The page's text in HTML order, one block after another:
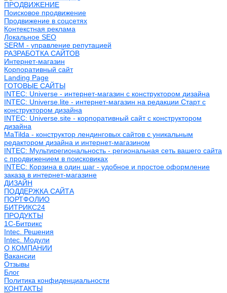
ПРОДВИЖЕНИЕ
Поисковое продвижение
Продвижение в соцсетях
Контекстная реклама
Локальное SEO
SERM - управление репутацией
РАЗРАБОТКА САЙТОВ
Интернет-магазин
Корпоративный сайт
Landing Page
ГОТОВЫЕ САЙТЫ
INTEC: Universe - интернет-магазин с конструктором дизайна
INTEC: Universe.lite - интернет-магазин на редакции Старт с
конструктором дизайна
INTEC: Universe.site - корпоративный сайт с конструктором
дизайна
MaTilda - конструктор лендинговых сайтов с уникальным
редактором дизайна и интернет-магазином
INTEC: Мультирегиональность - региональная сеть вашего сайта
с продвижением в поисковиках
INTEC: Корзина в один шаг - удобное и простое оформление
заказа в интернет-магазине
ДИЗАЙН
ПОДДЕРЖКА САЙТА
ПОРТФОЛИО
БИТРИКС24
ПРОДУКТЫ
1С-Битрикс
Intec. Решения
Intec. Модули
О КОМПАНИИ
Вакансии
Отзывы
Блог
Политика конфиденциальности
КОНТАКТЫ